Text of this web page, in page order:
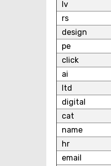
lv
rs
design
pe
click
ai
ltd
digital
cat
name
hr
email